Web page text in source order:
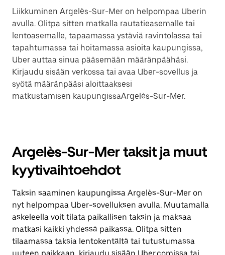
Liikkuminen Argelès-Sur-Mer on helpompaa Uberin
avulla. Olitpa sitten matkalla rautatieasemalle tai
lentoasemalle, tapaamassa ystäviä ravintolassa tai
tapahtumassa tai hoitamassa asioita kaupungissa,
Uber auttaa sinua pääsemään määränpäähäsi.
Kirjaudu sisään verkossa tai avaa Uber-sovellus ja
syötä määränpääsi aloittaaksesi
matkustamisen kaupungissaArgelès-Sur-Mer.
Argelès-Sur-Mer taksit ja muut
kyytivaihtoehdot
Taksin saaminen kaupungissa Argelès-Sur-Mer on
nyt helpompaa Uber-sovelluksen avulla. Muutamalla
askeleella voit tilata paikallisen taksin ja maksaa
matkasi kaikki yhdessä paikassa. Olitpa sitten
tilaamassa taksia lentokentältä tai tutustumassa